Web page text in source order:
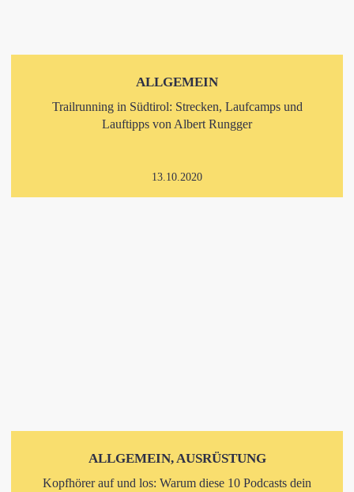
ALLGEMEIN
Trailrunning in Südtirol: Strecken, Laufcamps und
Lauftipps von Albert Rungger
13.10.2020
ALLGEMEIN, AUSRÜSTUNG
Kopfhörer auf und los: Warum diese 10 Podcasts dein